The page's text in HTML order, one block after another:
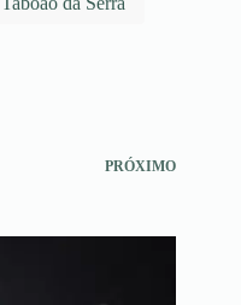
PRÓXIMO